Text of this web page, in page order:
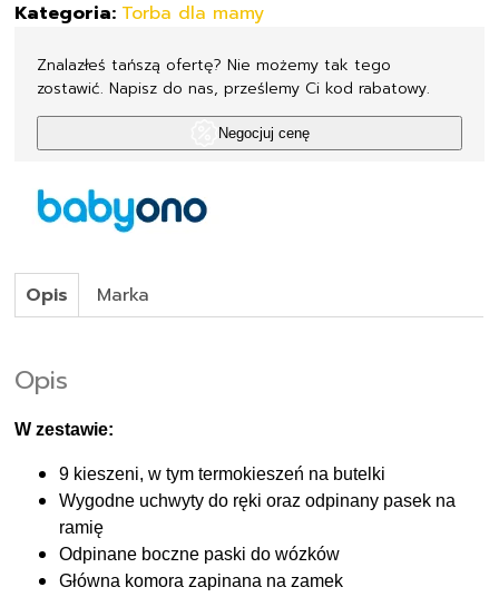
Kategoria: Torba dla mamy
Znalazłeś tańszą ofertę? Nie możemy tak tego
zostawić. Napisz do nas, prześlemy Ci kod rabatowy.
Negocjuj cenę
Opis Marka
Opis
W zestawie:
9 kieszeni, w tym termokieszeń na butelki
Wygodne uchwyty do ręki oraz odpinany pasek na
ramię
Odpinane boczne paski do wózków
Główna komora zapinana na zamek